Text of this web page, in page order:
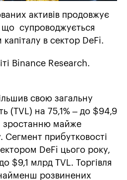
активів продовжує
що супроводжується
в сектор DeFi.
Binance Research.
свою загальну
(TVL) на 75,1% – до $94,9
зростанню майже
Сегмент прибутковості
DeFi цього року,
$9,1 млрд TVL. Торгівля
розвинених